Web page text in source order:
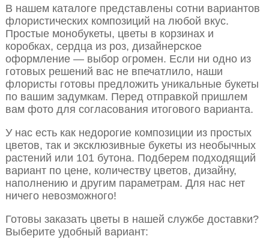
В нашем каталоге представлены сотни вариантов
флористических композиций на любой вкус.
Простые монобукеты, цветы в корзинах и
коробках, сердца из роз, дизайнерское
оформление — выбор огромен. Если ни одно из
готовых решений вас не впечатлило, наши
флористы готовы предложить уникальные букеты
по вашим задумкам. Перед отправкой пришлем
вам фото для согласования итогового варианта.
У нас есть как недорогие композиции из простых
цветов, так и эксклюзивные букеты из необычных
растений или 101 бутона. Подберем подходящий
вариант по цене, количеству цветов, дизайну,
наполнению и другим параметрам. Для нас нет
ничего невозможного!
Готовы заказать цветы в нашей службе доставки?
Выберите удобный вариант: